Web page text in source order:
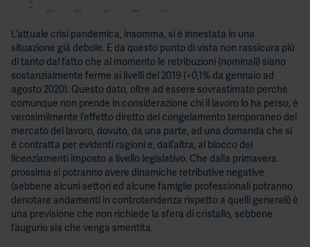
L’attuale crisi pandemica, insomma, si è innestata in una
situazione già debole. E da questo punto di vista non rassicura più
di tanto dal fatto che al momento le retribuzioni (nominali) siano
sostanzialmente ferme ai livelli del 2019 (+0,1% da gennaio ad
agosto 2020). Questo dato, oltre ad essere sovrastimato perché
comunque non prende in considerazione chi il lavoro lo ha perso, è
verosimilmente l’effetto diretto del congelamento temporaneo del
mercato del lavoro, dovuto, da una parte, ad una domanda che si
è contratta per evidenti ragioni e, dall’altra, al blocco dei
licenziamenti imposto a livello legislativo. Che dalla primavera
prossima si potranno avere dinamiche retributive negative
(sebbene alcuni settori ed alcune famiglie professionali potranno
denotare andamenti in controtendenza rispetto a quelli generali) è
una previsione che non richiede la sfera di cristallo, sebbene
l’augurio sia che venga smentita.